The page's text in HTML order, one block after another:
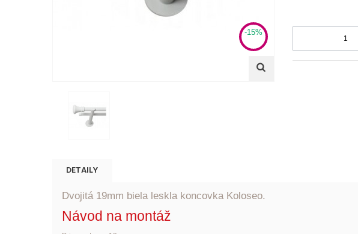
-15%
DETAILY
Dvojitá 19mm biela leskla koncovka Koloseo.
Návod na montáž